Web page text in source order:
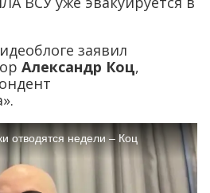
заявил
Александр Коц,